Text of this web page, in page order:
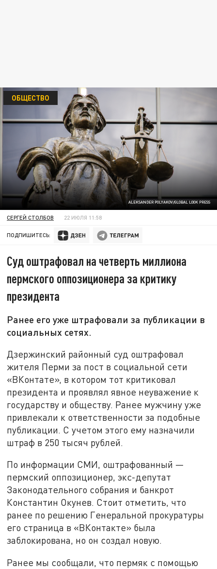
ALEKSANDER POLYAKOV/GLOBAL LOOK PRESS
ОБЩЕСТВО
СЕРГЕЙ СТОЛБОВ 22 ИЮЛЯ 11:58
ПОДПИШИТЕСЬ:
Суд оштрафовал на четверть миллиона
пермского оппозиционера за критику
президента
Ранее его уже штрафовали за публикации в
социальных сетях.
Дзержинский районный суд оштрафовал
жителя Перми за пост в социальной сети
«ВКонтате», в котором тот критиковал
президента и проявлял явное неуважение к
государству и обществу. Ранее мужчину уже
привлекали к ответственности за подобные
публикации. С учетом этого ему назначили
штраф в 250 тысяч рублей.
По информации СМИ, оштрафованный —
пермский оппозиционер, экс-депутат
Законодательного собрания и банкрот
Константин Окунев. Стоит отметить, что
ранее по решению Генеральной прокуратуры
его страница в «ВКонтакте» была
заблокирована, но он создал новую.
Ранее мы сообщали, что пермяк с помощью